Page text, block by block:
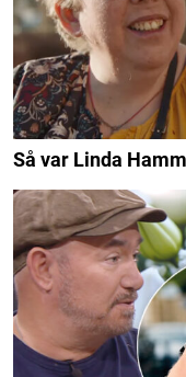
Så var Linda